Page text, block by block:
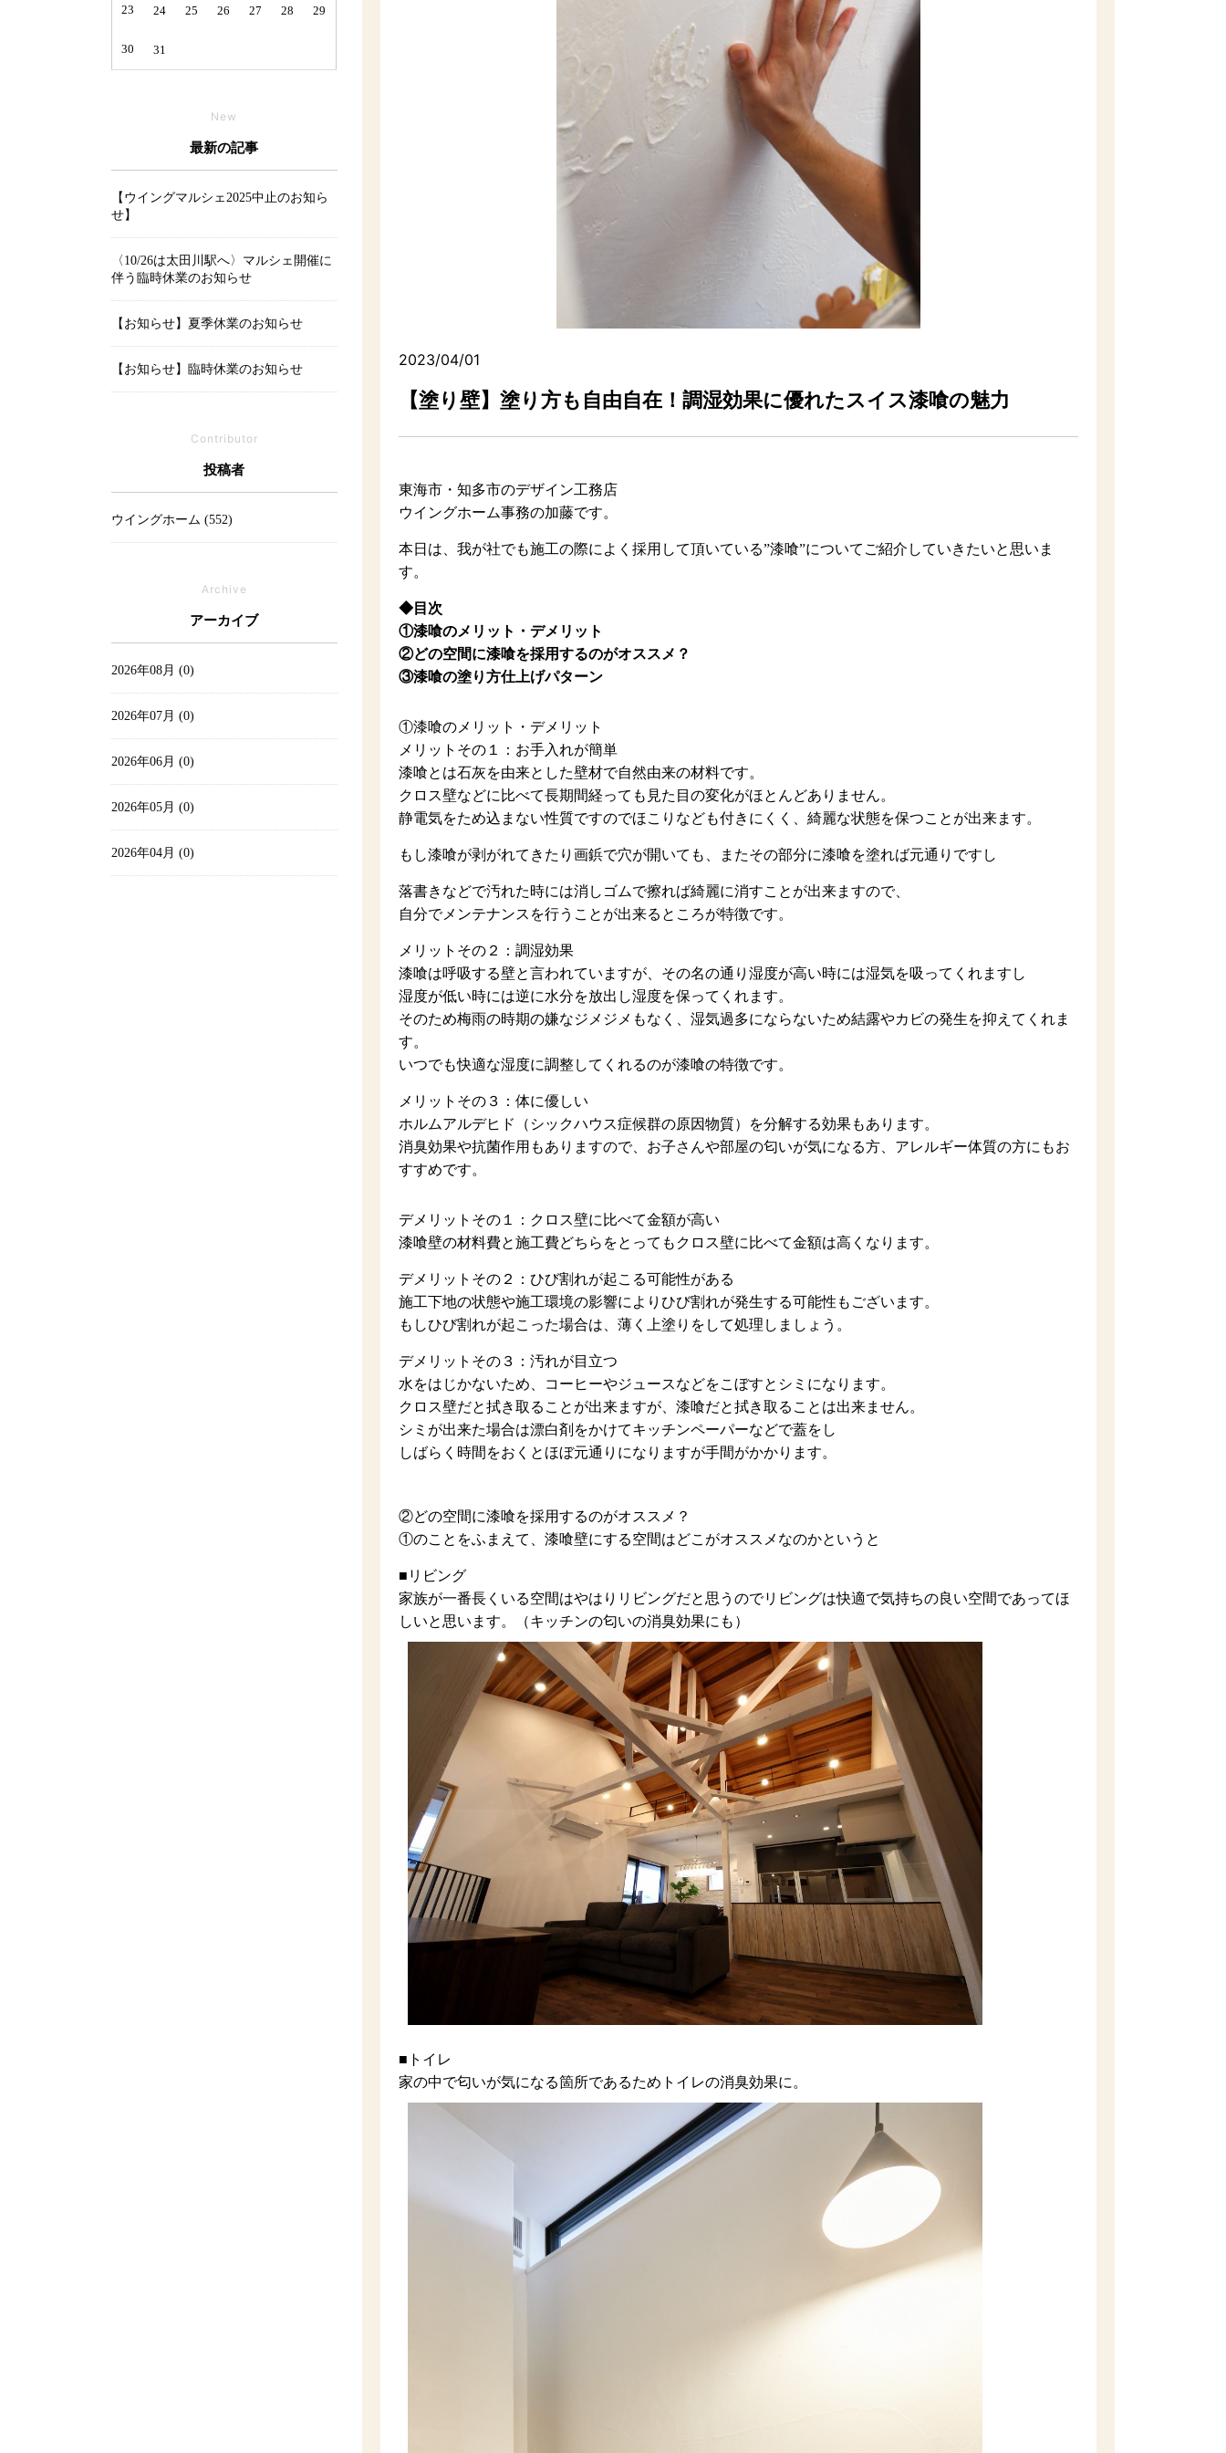
2023/04/01
【塗り壁】塗り方も自由自在！調湿効果に優れたスイス漆喰の魅力
東海市・知多市のデザイン工務店
ウイングホーム事務の加藤です。
本日は、我が社でも施工の際によく採用して頂いている”漆喰”についてご紹介していきたいと思いま
す。
◆目次
①漆喰のメリット・デメリット
②どの空間に漆喰を採用するのがオススメ？
③漆喰の塗り方仕上げパターン
①漆喰のメリット・デメリット
メリットその１：お手入れが簡単
漆喰とは石灰を由来とした壁材で自然由来の材料です。
クロス壁などに比べて長期間経っても見た目の変化がほとんどありません。
静電気をため込まない性質ですのでほこりなども付きにくく、綺麗な状態を保つことが出来ます。
もし漆喰が剥がれてきたり画鋲で穴が開いても、またその部分に漆喰を塗れば元通りですし
落書きなどで汚れた時には消しゴムで擦れば綺麗に消すことが出来ますので、
自分でメンテナンスを行うことが出来るところが特徴です。
メリットその２：調湿効果
漆喰は呼吸する壁と言われていますが、その名の通り湿度が高い時には湿気を吸ってくれますし
湿度が低い時には逆に水分を放出し湿度を保ってくれます。
そのため梅雨の時期の嫌なジメジメもなく、湿気過多にならないため結露やカビの発生を抑えてくれま
す。
いつでも快適な湿度に調整してくれるのが漆喰の特徴です。
メリットその３：体に優しい
ホルムアルデヒド（シックハウス症候群の原因物質）を分解する効果もあります。
消臭効果や抗菌作用もありますので、お子さんや部屋の匂いが気になる方、アレルギー体質の方にもお
すすめです。
デメリットその１：クロス壁に比べて金額が高い
漆喰壁の材料費と施工費どちらをとってもクロス壁に比べて金額は高くなります。
デメリットその２：ひび割れが起こる可能性がある
施工下地の状態や施工環境の影響によりひび割れが発生する可能性もございます。
もしひび割れが起こった場合は、薄く上塗りをして処理しましょう。
デメリットその３：汚れが目立つ
水をはじかないため、コーヒーやジュースなどをこぼすとシミになります。
クロス壁だと拭き取ることが出来ますが、漆喰だと拭き取ることは出来ません。
シミが出来た場合は漂白剤をかけてキッチンペーパーなどで蓋をし
しばらく時間をおくとほぼ元通りになりますが手間がかかります。
②どの空間に漆喰を採用するのがオススメ？
①のことをふまえて、漆喰壁にする空間はどこがオススメなのかというと
■リビング
家族が一番長くいる空間はやはりリビングだと思うのでリビングは快適で気持ちの良い空間であってほ
しいと思います。（キッチンの匂いの消臭効果にも）
■トイレ
家の中で匂いが気になる箇所であるためトイレの消臭効果に。
23 24 25 26 27 28 29
30 31
New
最新の記事
【ウイングマルシェ2025中止のお知ら
せ】
〈10/26は太田川駅へ〉マルシェ開催に
伴う臨時休業のお知らせ
【お知らせ】夏季休業のお知らせ
【お知らせ】臨時休業のお知らせ
Contributor
投稿者
ウイングホーム (552)
Archive
アーカイブ
2026年08月 (0)
2026年07月 (0)
2026年06月 (0)
2026年05月 (0)
2026年04月 (0)